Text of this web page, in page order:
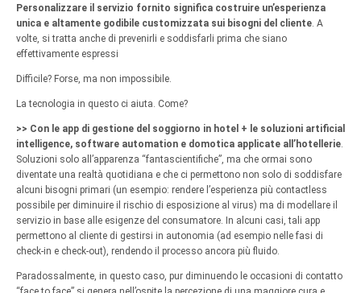
Personalizzare il servizio fornito significa costruire un’esperienza
unica e altamente godibile customizzata sui bisogni del cliente. A
volte, si tratta anche di prevenirli e soddisfarli prima che siano
effettivamente espressi
Difficile? Forse, ma non impossibile.
La tecnologia in questo ci aiuta. Come?
>> Con le app di gestione del soggiorno in hotel + le soluzioni artificial
intelligence, software automation e domotica applicate all’hotellerie.
Soluzioni solo all’apparenza “fantascientifiche”, ma che ormai sono
diventate una realtà quotidiana e che ci permettono non solo di soddisfare
alcuni bisogni primari (un esempio: rendere l’esperienza più contactless
possibile per diminuire il rischio di esposizione al virus) ma di modellare il
servizio in base alle esigenze del consumatore. In alcuni casi, tali app
permettono al cliente di gestirsi in autonomia (ad esempio nelle fasi di
check-in e check-out), rendendo il processo ancora più fluido.
Paradossalmente, in questo caso, pur diminuendo le occasioni di contatto